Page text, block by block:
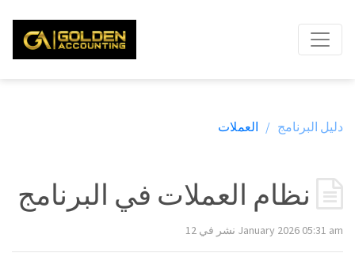
دليل البرنامج / العملات
نشر في 12 January 2026 05:31 am